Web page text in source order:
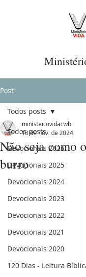
Post
Todos posts
Devocionais 2026
Devocionais 2025
Devocionais 2024
Devocionais 2023
Devocionais 2022
Devocionais 2021
Devocionais 2020
120 Dias - Leitura
Todos posts
Não seja como
burro
ministeriovidacwb
18 de nov. de 2024